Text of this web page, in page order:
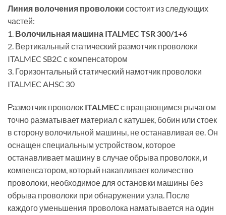
Линия волочения проволоки состоит из следующих
частей:
1. Волочильная машина ITALMEC TSR 300/1+6
2. Вертикальный статический размотчик проволоки
ITALMEC SB2C с компенсатором
3. Горизонтальный статический намотчик проволоки
ITALMEC AHSC 30
Размотчик проволок ITALMEC с вращающимся рычагом
точно разматывает материал с катушек, бобин или стоек
в сторону волочильной машины, не останавливая ее. Он
оснащен специальным устройством, которое
останавливает машину в случае обрыва проволоки, и
компенсатором, который накапливает количество
проволоки, необходимое для остановки машины без
обрыва проволоки при обнаружении узла. После
каждого уменьшения проволока наматывается на один